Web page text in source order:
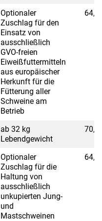
Optionaler
Zuschlag für den
Einsatz von
ausschließlich
GVO-freien
Eiweißfuttermitteln
aus europäischer
Herkunft für die
Fütterung aller
Schweine am
Betrieb
64,8
ab 32 kg
Lebendgewicht
70,2
Optionaler
Zuschlag für die
Haltung von
ausschließlich
unkupierten Jung-
und
Mastschweinen
64,8